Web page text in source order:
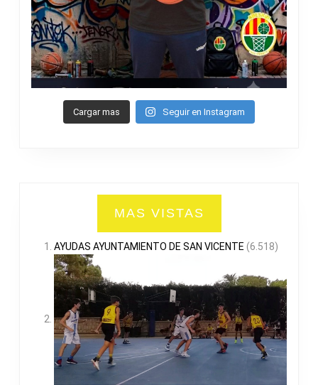
Cargar mas Seguir en Instagram
MAS VISTAS
AYUDAS AYUNTAMIENTO DE SAN VICENTE (6.518)